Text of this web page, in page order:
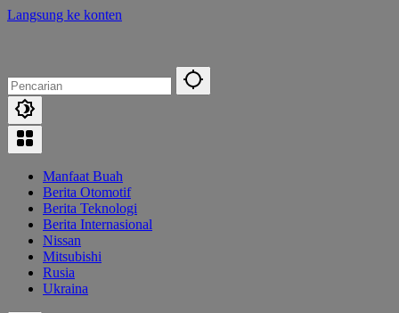
Langsung ke konten
Manfaat Buah
Berita Otomotif
Berita Teknologi
Berita Internasional
Nissan
Mitsubishi
Rusia
Ukraina